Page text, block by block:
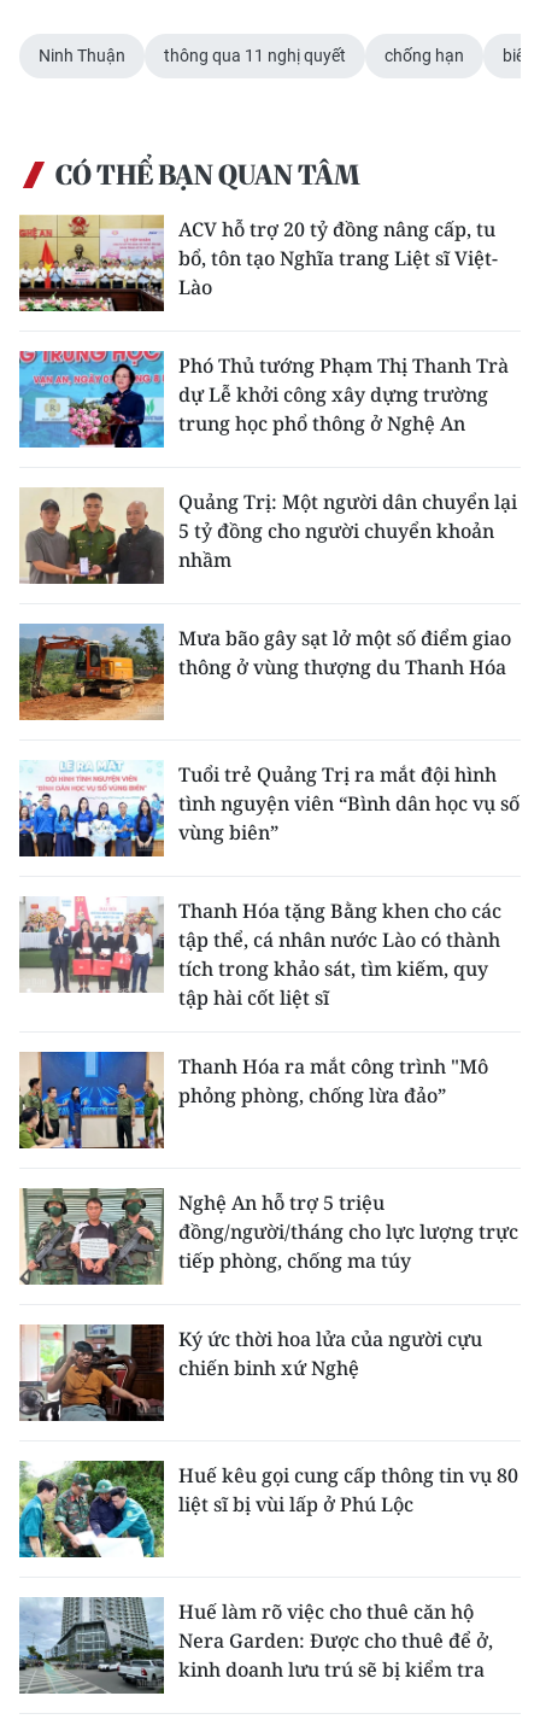
Ninh Thuận thông qua 11 nghị quyết chống hạn biến
CÓ THỂ BẠN QUAN TÂM
ACV hỗ trợ 20 tỷ đồng nâng cấp, tu
bổ, tôn tạo Nghĩa trang Liệt sĩ Việt-
Lào
Phó Thủ tướng Phạm Thị Thanh Trà
dự Lễ khởi công xây dựng trường
trung học phổ thông ở Nghệ An
Quảng Trị: Một người dân chuyển lại
5 tỷ đồng cho người chuyển khoản
nhầm
Mưa bão gây sạt lở một số điểm giao
thông ở vùng thượng du Thanh Hóa
Tuổi trẻ Quảng Trị ra mắt đội hình
tình nguyện viên “Bình dân học vụ số
vùng biên”
Thanh Hóa tặng Bằng khen cho các
tập thể, cá nhân nước Lào có thành
tích trong khảo sát, tìm kiếm, quy
tập hài cốt liệt sĩ
Thanh Hóa ra mắt công trình "Mô
phỏng phòng, chống lừa đảo”
Nghệ An hỗ trợ 5 triệu
đồng/người/tháng cho lực lượng trực
tiếp phòng, chống ma túy
Ký ức thời hoa lửa của người cựu
chiến binh xứ Nghệ
Huế kêu gọi cung cấp thông tin vụ 80
liệt sĩ bị vùi lấp ở Phú Lộc
Huế làm rõ việc cho thuê căn hộ
Nera Garden: Được cho thuê để ở,
kinh doanh lưu trú sẽ bị kiểm tra